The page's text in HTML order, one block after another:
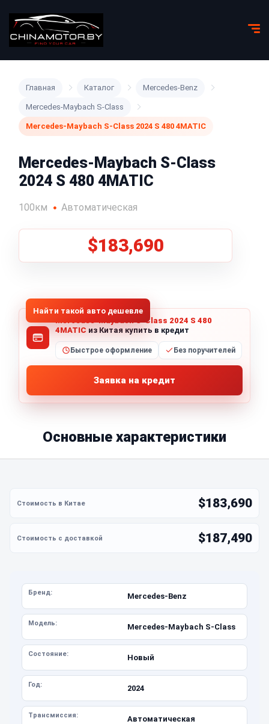
Главная Каталог Mercedes-Benz
Mercedes-Maybach S-Class
Mercedes-Maybach S-Class 2024 S 480 4MATIC
Mercedes-Maybach S-Class
2024 S 480 4MATIC
100км Автоматическая
$183,690
Найти такой авто дешевле
Mercedes-Maybach S-Class 2024 S 480
4MATIC из Китая купить в кредит
Быстрое оформление Без поручителей
Заявка на кредит
Основные характеристики
$183,690
$187,490
Бренд: Mercedes-Benz
Модель: Mercedes-Maybach S-Class
Состояние: Новый
Год: 2024
Трансмиссия: Автоматическая